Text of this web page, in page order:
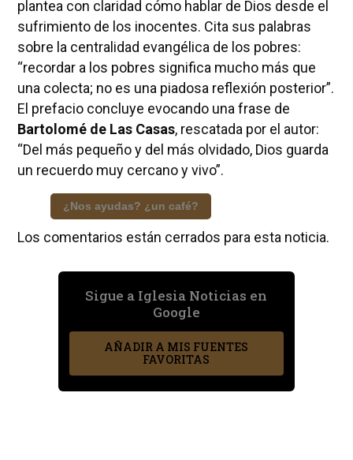
plantea con claridad cómo hablar de Dios desde el
sufrimiento de los inocentes. Cita sus palabras
sobre la centralidad evangélica de los pobres:
“recordar a los pobres significa mucho más que
una colecta; no es una piadosa reflexión posterior”.
El prefacio concluye evocando una frase de
Bartolomé de Las Casas, rescatada por el autor:
“Del más pequeño y del más olvidado, Dios guarda
un recuerdo muy cercano y vivo”.
¿Nos ayudas? ¿un café?
Los comentarios están cerrados para esta noticia.
Sigue a Iglesia Noticias en
Google
AÑADIR A MIS FUENTES
FAVORITAS